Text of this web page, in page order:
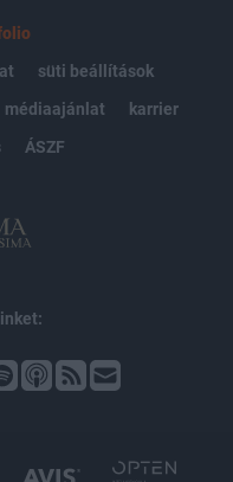
süti beállítások
médiaajánlat
karrier
ÁSZF